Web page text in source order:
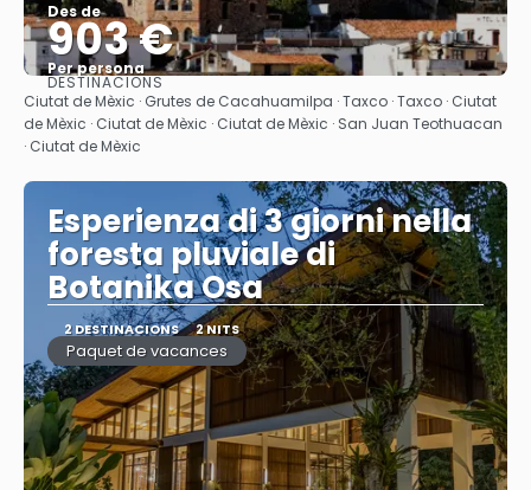
Des de
903 €
Per persona
Veure
DESTINACIONS
Ciutat de Mèxic · Grutes de Cacahuamilpa · Taxco · Taxco · Ciutat
de Mèxic · Ciutat de Mèxic · Ciutat de Mèxic · San Juan Teothuacan
· Ciutat de Mèxic
Esperienza di 3 giorni nella
foresta pluviale di
Botanika Osa
2 DESTINACIONS 2 NITS
Paquet de vacances